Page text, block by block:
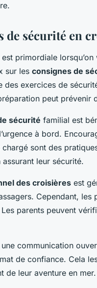
de sécurité en
est primordiale
sur les consignes de
des exercices de
peut prévenir
sécurité familial est
à bord.
sont des
leur sécurité.
des croisières est
Cependant,
parents peuvent
communication
de confiance. Cela
de leur aventure en mer.